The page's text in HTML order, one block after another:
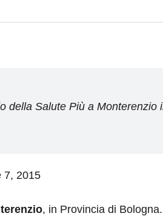
della Salute Più a Monterenzio
7, 2015
, in Provincia di